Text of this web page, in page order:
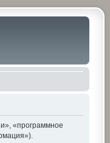
«программное